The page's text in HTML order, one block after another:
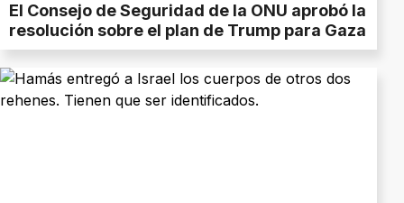
El Consejo de Seguridad de la ONU aprobó la
resolución sobre el plan de Trump para Gaza